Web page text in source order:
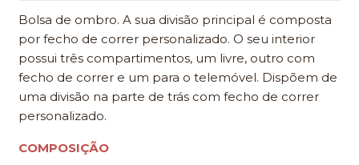
Bolsa de ombro. A sua divisão principal é composta
por fecho de correr personalizado. O seu interior
possui três compartimentos, um livre, outro com
fecho de correr e um para o telemóvel. Dispõem de
uma divisão na parte de trás com fecho de correr
personalizado.
COMPOSIÇÃO